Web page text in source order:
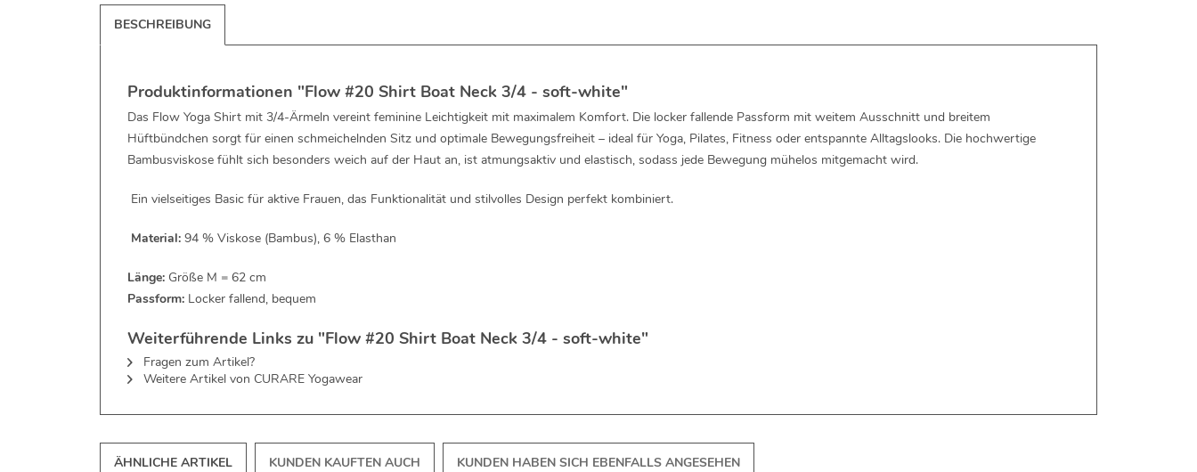
BESCHREIBUNG
Produktinformationen "Flow #20 Shirt Boat Neck 3/4 - soft-white"
Das Flow Yoga Shirt mit 3/4-Ärmeln vereint feminine Leichtigkeit mit maximalem Komfort. Die locker fallende Passform mit weitem Ausschnitt und breitem
Hüftbündchen sorgt für einen schmeichelnden Sitz und optimale Bewegungsfreiheit – ideal für Yoga, Pilates, Fitness oder entspannte Alltagslooks. Die hochwertige
Bambusviskose fühlt sich besonders weich auf der Haut an, ist atmungsaktiv und elastisch, sodass jede Bewegung mühelos mitgemacht wird.
Ein vielseitiges Basic für aktive Frauen, das Funktionalität und stilvolles Design perfekt kombiniert.
Material: 94 % Viskose (Bambus), 6 % Elasthan
Länge: Größe M = 62 cm
Passform: Locker fallend, bequem
Weiterführende Links zu "Flow #20 Shirt Boat Neck 3/4 - soft-white"
Fragen zum Artikel?
Weitere Artikel von CURARE Yogawear
ÄHNLICHE ARTIKEL KUNDEN KAUFTEN AUCH KUNDEN HABEN SICH EBENFALLS ANGESEHEN